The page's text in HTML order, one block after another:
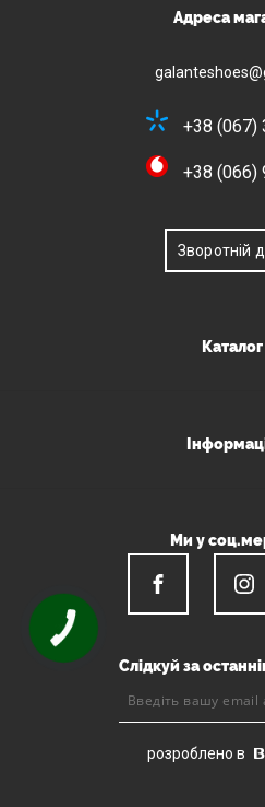
Адреса
+38 (067)
+38 (066)
Зворотній
Каталог
Ми у
Слідкуй за
розроблено в
КНОПКА
ЗВ'ЯЗКУ